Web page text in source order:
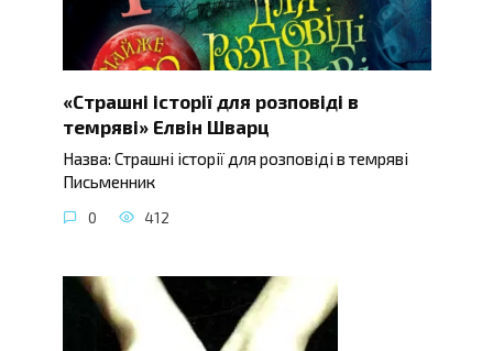
«Страшні історії для розповіді в
темряві» Елвін Шварц
Назва: Страшні історії для розповіді в темряві
Письменник
0 412